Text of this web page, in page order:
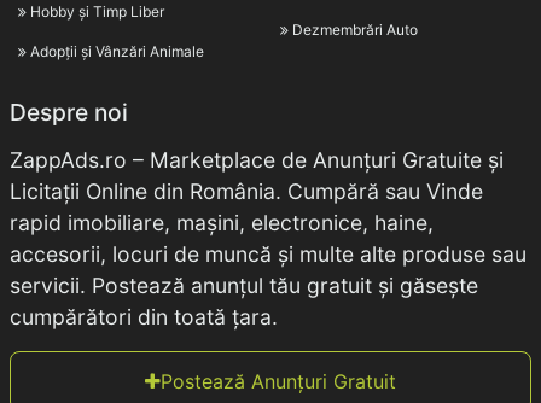
Hobby și Timp Liber
Adopții și Vânzări Animale
Dezmembrări Auto
Despre noi
ZappAds.ro – Marketplace de Anunțuri Gratuite și
Licitații Online din România. Cumpără sau Vinde
rapid imobiliare, mașini, electronice, haine,
accesorii, locuri de muncă și multe alte produse sau
servicii. Postează anunțul tău gratuit și găsește
cumpărători din toată țara.
Postează Anunțuri Gratuit